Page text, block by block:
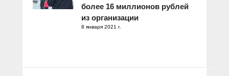
более 16 миллионов рублей
из организации
8 января 2021 г.